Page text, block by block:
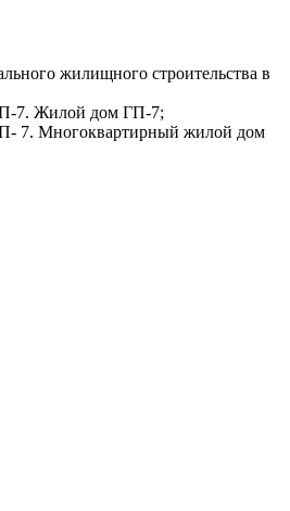
жилищного строительства в
7. Жилой дом ГП-7;
7. Многоквартирный жилой дом